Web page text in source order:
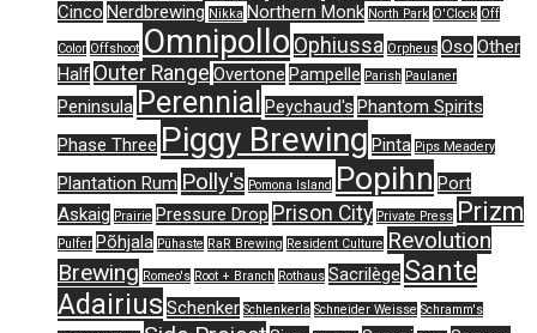
Cinco Nerdbrewing Nikka Northern Monk North Park O'Clock Off
Color Offshoot Omnipollo Ophiussa Orpheus Oso Other
Half Outer Range Overtone Pampelle Parish Paulaner
Peninsula Perennial Peychaud's Phantom Spirits
Phase Three Piggy Brewing Pinta Pips Meadery
Plantation Rum Polly's Pomona Island Popihn Port
Askaig Prairie Pressure Drop Prison City Private Press Prizm
Pulfer Põhjala Pühaste RaR Brewing Resident Culture Revolution
Brewing Romeo's Root + Branch Rothaus Sacrilège Sante
Adairius Schenker Schlenkerla Schneider Weisse Schramm's